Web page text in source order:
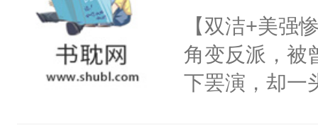
了。”祁砚清
死。”.祁砚清
什么不能是他
次死都不想
【双洁+美强
角变反派，被
下罢演，却一